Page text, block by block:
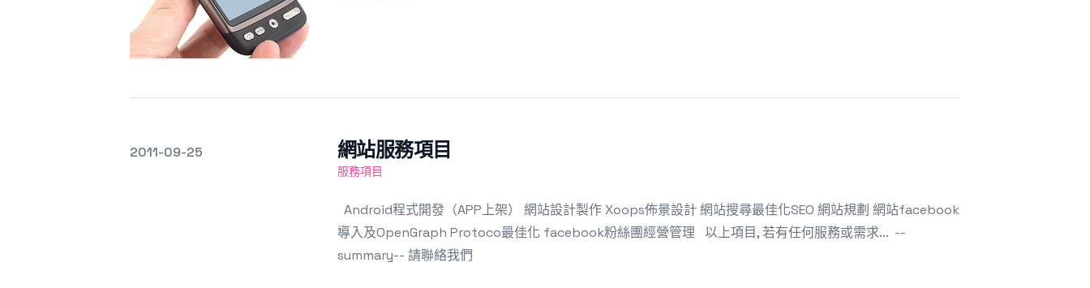
發文於
2011-09-25
網站服務項目
服務項目
Android程式開發（APP上架） 網站設計製作 Xoops佈景設計 網站搜尋最佳化SEO 網站規劃 網站facebook
導入及OpenGraph Protoco最佳化 facebook粉絲團經營管理 以上項目, 若有任何服務或需求... --
summary-- 請聯絡我們